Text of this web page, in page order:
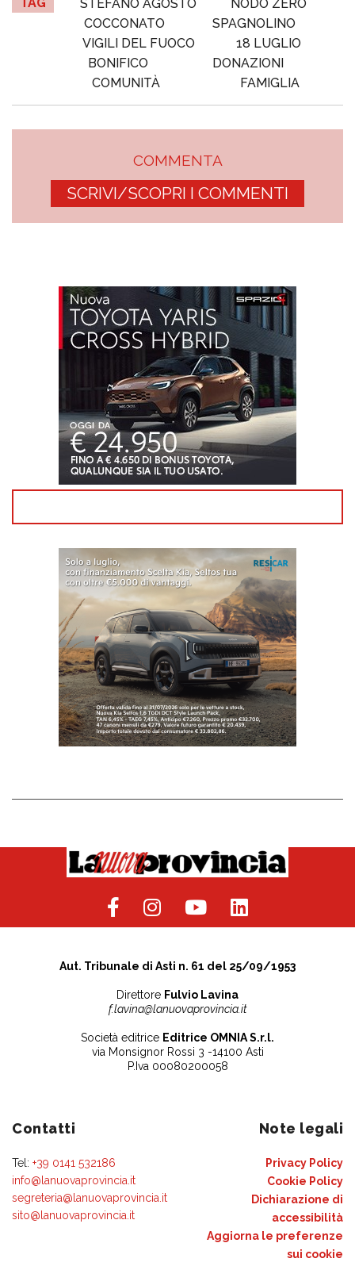
STEFANO AGOSTO
NODO ZERO
COCCONATO
SPAGNOLINO
VIGILI DEL FUOCO
18 LUGLIO
BONIFICO
DONAZIONI
COMUNITÀ
FAMIGLIA
COMMENTA
SCRIVI/SCOPRI I COMMENTI
Aut. Tribunale di Asti n. 61 del 25/09/1953
Direttore Fulvio Lavina
f.lavina@lanuovaprovincia.it
Società editrice Editrice OMNIA S.r.l.
via Monsignor Rossi 3 -14100 Asti
P.Iva 00080200058
Contatti
Tel: +39 0141 532186
info@lanuovaprovincia.it
segreteria@lanuovaprovincia.it
sito@lanuovaprovincia.it
Note legali
Privacy Policy
Cookie Policy
Dichiarazione di
accessibilità
Aggiorna le preferenze
sui cookie